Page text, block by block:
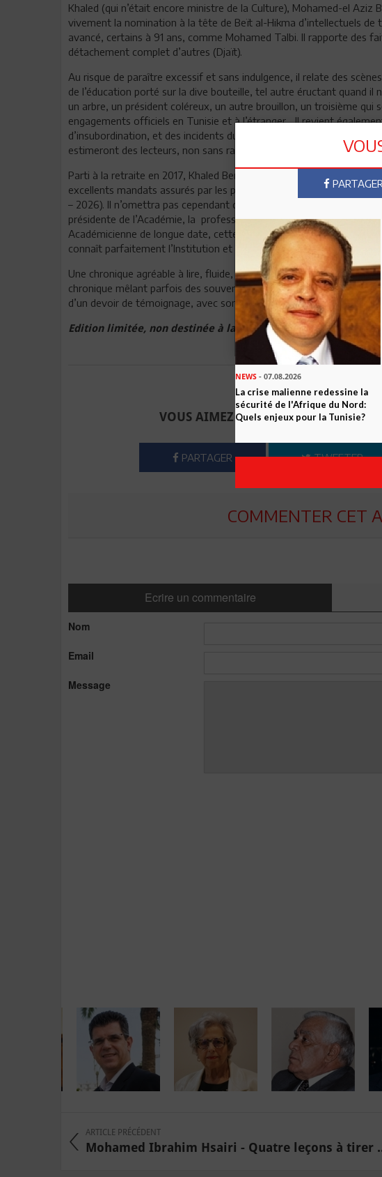
Khaled (qui n’était encore ministre de la Culture), Mohamed-el Aziz
vivement la nomination à la tête de Beït al-Hikma d’intellectuels de
avancé, certains à 91 ans, comme Mohamed Talbi. Il rapporte des
détachement complet d’autres (Djaït).
Au risque de paraître excessif et sans indulgence, il relate des
de l’éducation porté sur la dive bouteille, tel autre éructant quand
un arbre, un président coléreux, un autre brouillon, un troisième qui
engagements officiels en Tunisie et à l’étranger... Il revient
d’insubordination, et des incidents du quotidien. « De la petite
estimeront des lecteurs, non sans raison. Mais, ainsi en a voulu
Parti à la retraite en 2017, Khaled Ben Youssef n’aura pas
excellents mandats assurés par les professeurs Abdelmajid Charfi
– 2026). Il n’omettra pas cependant de consacrer les deux dernières
présidente de l’Académie, la professeure Raja Yassine qui prend
Académicienne de longue date, cette historienne spécialiste de
connaît parfaitement l’Institution et ne manque pas de projets à
Une chronique agréable à lire, fluide, sincère, bien écrite, illustrée
chronique mêlant parfois des souvenirs épars, à redondances.
d’un devoir de témoignage, avec son humeur et son humour.
Edition limitée, non destinée à la vente
Envoyer à un ami
VOUS AIMEZ CET ARTICLE ?
PARTAGER TWEETER
COMMENTER CET
Ecrire un commentaire
Nom
Email
Message
ARTICLE PRÉCÉDENT
Mohamed Ibrahim Hsairi - Quatre leçons à tirer
PARTAGER
NEWS - 07.08.2026
La crise malienne redessine la
sécurité de l'Afrique du Nord:
Quels enjeux pour la Tunisie?